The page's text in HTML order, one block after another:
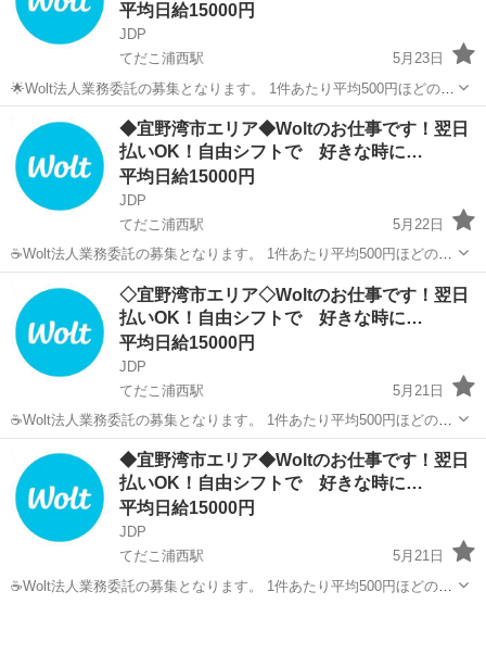
平均日給15000円
JDP
てだこ浦西駅
5月23日
🌟Wolt法人業務委託の募集となります。 1件あたり平均500円ほどの出
来高報酬制となります。 お届け範囲が片道10分程度のデリバリーばか
りです。 短時間でたくさんの件数を配達したい方にも、近所で気軽に
配達...
宜野湾市 てだこ浦西駅 貨物
◆宜野湾市エリア◆Woltのお仕事です！翌日
払いOK！自由シフトで 好きな時に…
平均日給15000円
JDP
てだこ浦西駅
5月22日
☕Wolt法人業務委託の募集となります。 1件あたり平均500円ほどの出
来高報酬制となります。 お届け範囲が片道10分程度のデリバリーばか
りです。 短時間でたくさんの件数を配達したい方にも、近所で気軽
に...
宜野湾市 てだこ浦西駅 貨物
◇宜野湾市エリア◇Woltのお仕事です！翌日
払いOK！自由シフトで 好きな時に…
平均日給15000円
JDP
てだこ浦西駅
5月21日
☕Wolt法人業務委託の募集となります。 1件あたり平均500円ほどの出
来高報酬制となります。 お届け範囲が片道10分程度のデリバリーばか
りです。 短時間でたくさんの件数を配達したい方にも、近所で気軽
に...
沖縄 宜野湾市 てだこ浦西駅 配送 貨物
◆宜野湾市エリア◆Woltのお仕事です！翌日
払いOK！自由シフトで 好きな時に…
平均日給15000円
JDP
てだこ浦西駅
5月21日
☕Wolt法人業務委託の募集となります。 1件あたり平均500円ほどの出